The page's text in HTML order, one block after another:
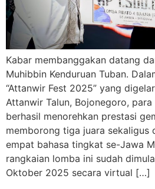
Kabar membanggakan datang
Muhibbin Kenduruan Tuban.
“Attanwir Fest 2025” yang
Attanwir Talun, Bojonegoro,
berhasil menorehkan prestasi
memborong tiga juara sekaligus
empat bahasa tingkat se-Jawa
rangkaian lomba ini sudah
Oktober 2025 secara virtual […]